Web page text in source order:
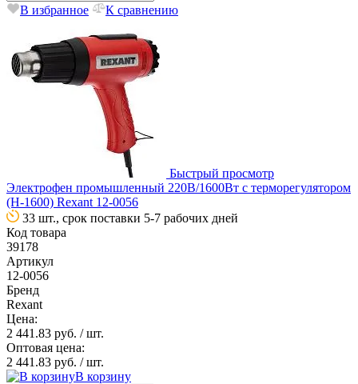
В избранное К сравнению
Быстрый просмотр
Электрофен промышленный 220В/1600Вт с терморегулятором
(H-1600) Rexant 12-0056
33 шт., срок поставки 5-7 рабочих дней
Код товара
39178
Артикул
12-0056
Бренд
Rexant
Цена:
2 441.83 руб. / шт.
Оптовая цена:
2 441.83 руб. / шт.
В корзину